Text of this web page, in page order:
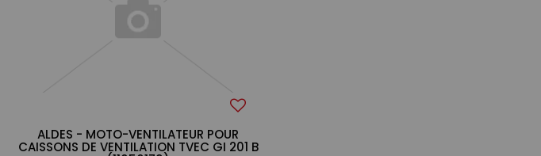
ALDES - MOTO-VENTILATEUR POUR
CAISSONS DE VENTILATION TVEC GI 201 B